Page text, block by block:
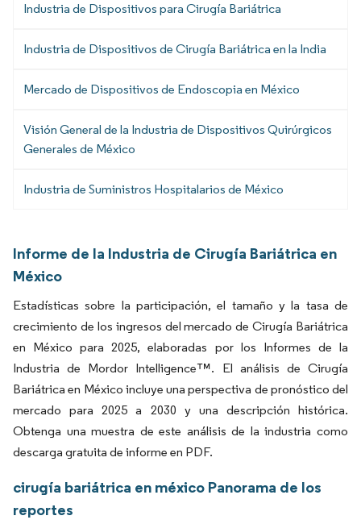
Industria de Dispositivos para Cirugía Bariátrica
Industria de Dispositivos de Cirugía Bariátrica en la India
Mercado de Dispositivos de Endoscopia en México
Visión General de la Industria de Dispositivos Quirúrgicos
Generales de México
Industria de Suministros Hospitalarios de México
Informe de la Industria de Cirugía Bariátrica en
México
Estadísticas sobre la participación, el tamaño y la tasa de
crecimiento de los ingresos del mercado de Cirugía Bariátrica
en México para 2025, elaboradas por los Informes de la
Industria de Mordor Intelligence™. El análisis de Cirugía
Bariátrica en México incluye una perspectiva de pronóstico del
mercado para 2025 a 2030 y una descripción histórica.
Obtenga una muestra de este análisis de la industria como
descarga gratuita de informe en PDF.
cirugía bariátrica en méxico Panorama de los
reportes